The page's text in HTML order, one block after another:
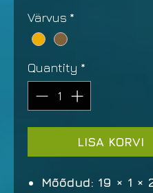
Värvus *
Quantity *
LISA KORVI
Mõõdud: 19 × 1 ×